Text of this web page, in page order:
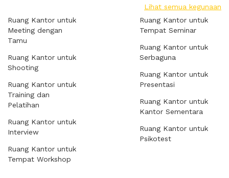
Lihat semua kegunaan
Ruang Kantor untuk
Meeting dengan
Tamu
Ruang Kantor untuk
Shooting
Ruang Kantor untuk
Training dan
Pelatihan
Ruang Kantor untuk
Interview
Ruang Kantor untuk
Tempat Workshop
Ruang Kantor untuk
Tempat Seminar
Ruang Kantor untuk
Serbaguna
Ruang Kantor untuk
Presentasi
Ruang Kantor untuk
Kantor Sementara
Ruang Kantor untuk
Psikotest